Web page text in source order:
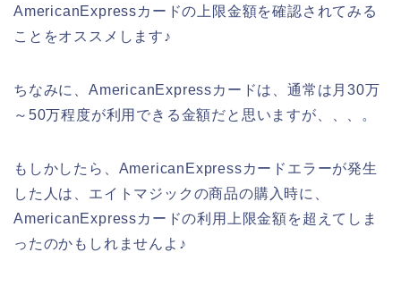
AmericanExpressカードの上限金額を確認されてみる
ことをオススメします♪
ちなみに、AmericanExpressカードは、通常は月30万
～50万程度が利用できる金額だと思いますが、、、。
もしかしたら、AmericanExpressカードエラーが発生
した人は、エイトマジックの商品の購入時に、
AmericanExpressカードの利用上限金額を超えてしま
ったのかもしれませんよ♪